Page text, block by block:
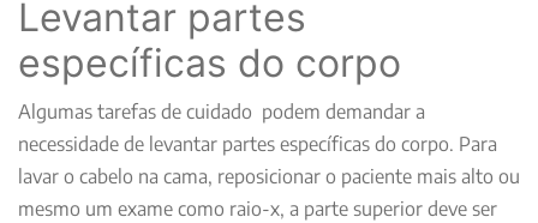
Levantar partes
específicas do corpo
Algumas tarefas de cuidado podem demandar a
necessidade de levantar partes específicas do corpo. Para
lavar o cabelo na cama, reposicionar o paciente mais alto ou
mesmo um exame como raio-x, a parte superior deve ser